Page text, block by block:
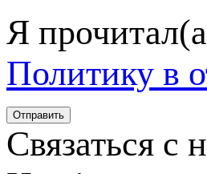
Я
Политику в
Связаться с